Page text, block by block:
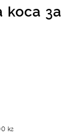
за
кг